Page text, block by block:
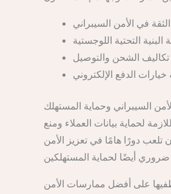
السيبراني وحماية المستهلك
لحماية بيانات العملاء ومنع
تلعب دورًا هامًا في تعزيز الأمن
على أفضل ممارسات الأمن